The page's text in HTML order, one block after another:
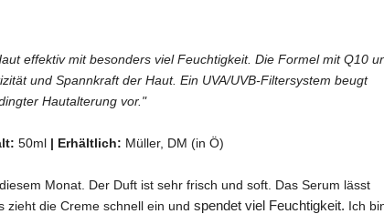
effektiv mit besonders viel Feuchtigkeit. Die Formel mit Q10
und Spannkraft der Haut. Ein UVA/UVB-Filtersystem beugt
Hautalterung vor."
50ml | Erhältlich: Müller, DM (in Ö)
Monat. Der Duft ist sehr frisch und soft. Das Serum lässt
zieht die Creme schnell ein und spendet viel Feuchtigkeit. Ich